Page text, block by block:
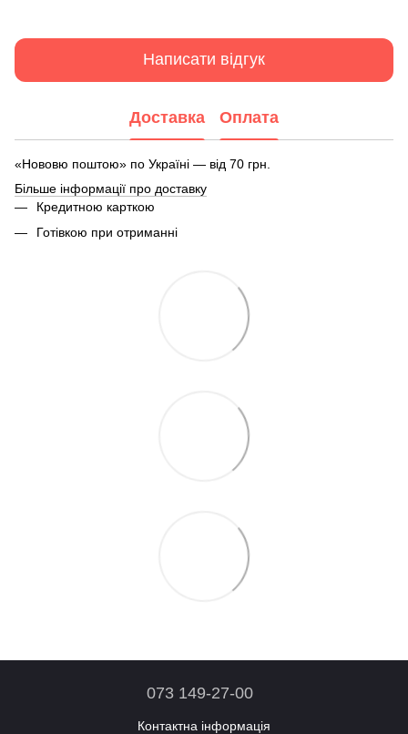
Написати відгук
Доставка Оплата
«Нововю поштою» по Україні — від 70 грн.
Більше інформації про доставку
Кредитною карткою
Готівкою при отриманні
073 149-27-00
Контактна інформація